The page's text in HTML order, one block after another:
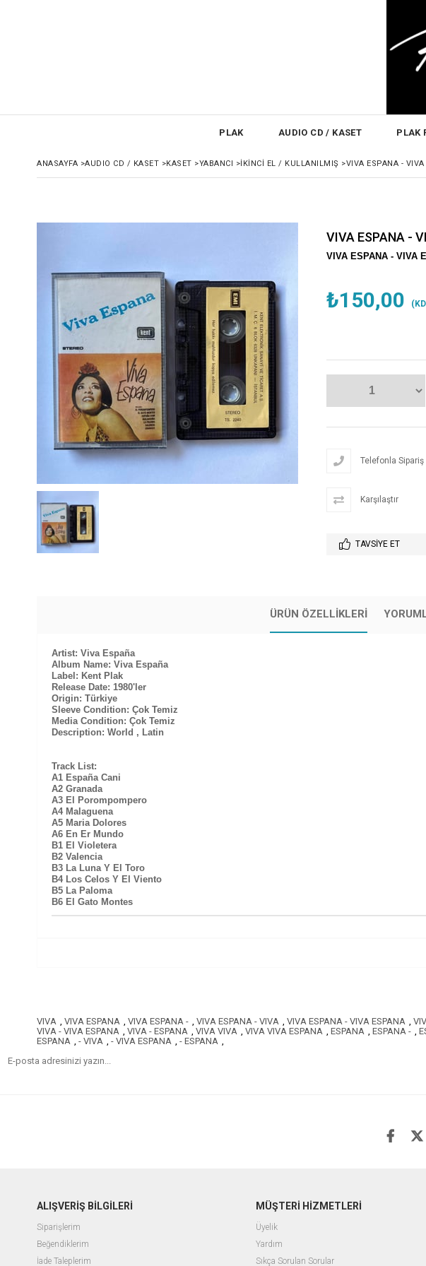
PLAK AUDIO CD / KASET PLAK
ANASAYFA >AUDIO CD / KASET >KASET >YABANCI >İKİNCİ EL / KULLANILMIŞ >VIVA ESPANA - VIVA
VIVA ESPANA -
VIVA ESPANA - VIVA
₺150,00
Telefonla Sipariş
Karşılaştır
TAVSIYE ET
ÜRÜN ÖZELLIKLERI
Artist: Viva España
Album Name: Viva España
Label: Kent Plak
Release Date: 1980'ler
Origin: Türkiye
Sleeve Condition: Çok Temiz
Media Condition: Çok Temiz
Description: World , Latin
Track List:
A1 España Cani
A2 Granada
A3 El Porompompero
A4 Malaguena
A5 Maria Dolores
A6 En Er Mundo
B1 El Violetera
B2 Valencia
B3 La Luna Y El Toro
B4 Los Celos Y El Viento
B5 La Paloma
B6 El Gato Montes
VIVA , VIVA ESPANA , VIVA ESPANA - , VIVA ESPANA - VIVA , VIVA ESPANA - VIVA ESPANA ,
VIVA - VIVA ESPANA , VIVA - ESPANA , VIVA VIVA , VIVA VIVA ESPANA , ESPANA , ESPANA - ,
ESPANA , - VIVA , - VIVA ESPANA , - ESPANA ,
ALIŞVERİŞ BİLGİLERİ
Siparişlerim
Beğendiklerim
İade Taleplerim
MÜŞTERİ HİZMETLERİ
Üyelik
Yardım
Sıkça Sorulan Sorular